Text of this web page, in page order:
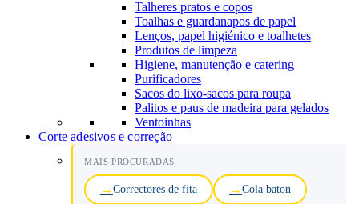
Talheres pratos e copos
Toalhas e guardanapos de papel
Lenços, papel higiénico e toalhetes
Produtos de limpeza
Higiene, manutenção e catering
Purificadores
Sacos do lixo-sacos para roupa
Palitos e paus de madeira para gelados
Ventoinhas
Corte adesivos e correção
MAIS PROCURADAS
Correctores de fita Cola baton